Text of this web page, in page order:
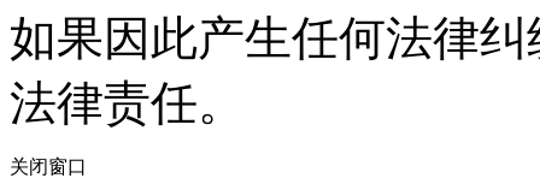
如果因此产生任何法律
法律责任。
关闭窗口